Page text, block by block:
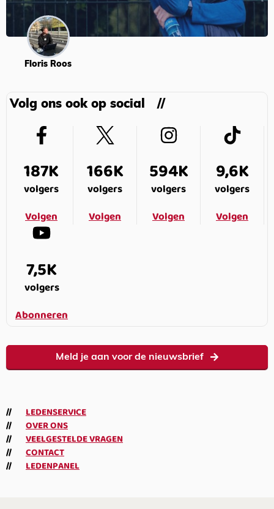
Floris Roos
Volg ons ook op social
187K
volgers
Volgen
166K
volgers
Volgen
594K
volgers
Volgen
9,6K
volgers
Volgen
7,5K
volgers
Abonneren
Meld je aan voor de nieuwsbrief
LEDENSERVICE
OVER ONS
VEELGESTELDE VRAGEN
CONTACT
LEDENPANEL